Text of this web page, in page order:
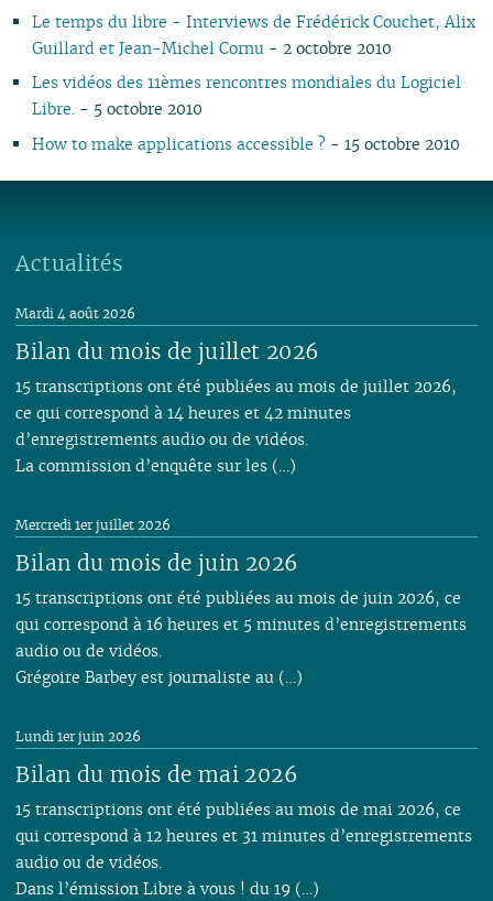
04
03
02
01
08
07
06
05
03
02
08
07
06
05
03
02
08
07
06
03
02
08
07
06
03
02
08
07
06
04
03
02
08
07
06
03
02
08
06
03
02
08
06
03
02
09
08
07
06
04
03
09
08
07
06
04
03
09
08
07
06
04
03
09
08
07
03
02
08
04
02
08
07
06
01
09
08
07
04
03
10
01
Le temps du libre - Interviews de Frédérick Couchet, Alix
Guillard et Jean-Michel Cornu- 2 octobre 2010
Les vidéos des 11èmes rencontres mondiales du Logiciel
Libre.- 5 octobre 2010
How to make applications accessible ? - 15 octobre 2010
Actualités
Bilan du mois de juillet 2026
Mardi 4 août 2026
15 transcriptions ont été publiées au mois de juillet 2026,
ce qui correspond à 14 heures et 42 minutes
d’enregistrements audio ou de vidéos.
La commission d’enquête sur les (…)
Bilan du mois de juin 2026
Mercredi 1er juillet 2026
15 transcriptions ont été publiées au mois de juin 2026, ce
qui correspond à 16 heures et 5 minutes d’enregistrements
audio ou de vidéos.
Grégoire Barbey est journaliste au (…)
Bilan du mois de mai 2026
Lundi 1er juin 2026
15 transcriptions ont été publiées au mois de mai 2026, ce
qui correspond à 12 heures et 31 minutes d’enregistrements
audio ou de vidéos.
Dans l’émission Libre à vous ! du 19 (…)